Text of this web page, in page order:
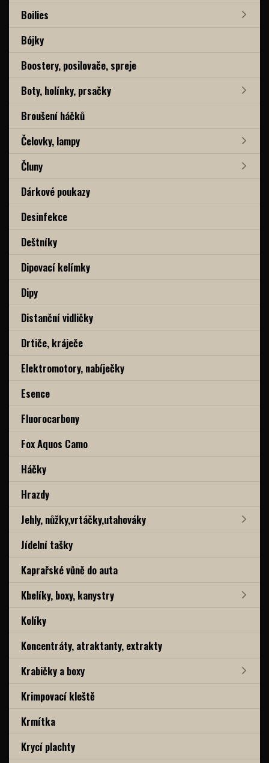
Boilies
Bójky
Boostery, posilovače, spreje
Boty, holínky, prsačky
Broušení háčků
Čelovky, lampy
Čluny
Dárkové poukazy
Desinfekce
Deštníky
Dipovací kelímky
Dipy
Distanční vidličky
Drtiče, kráječe
Elektromotory, nabíječky
Esence
Fluorocarbony
Fox Aquos Camo
Háčky
Hrazdy
Jehly, nůžky,vrtáčky,utahováky
Jídelní tašky
Kaprařské vůně do auta
Kbelíky, boxy, kanystry
Kolíky
Koncentráty, atraktanty, extrakty
Krabičky a boxy
Krimpovací kleště
Krmítka
Krycí plachty